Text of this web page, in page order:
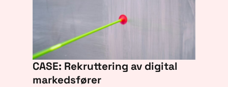
CASE: Rekruttering av digital
markedsfører